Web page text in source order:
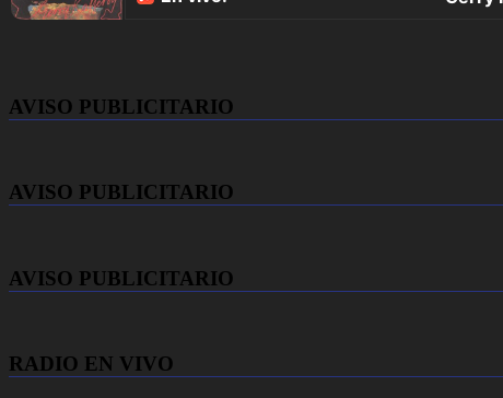
AVISO PUBLICITARIO
AVISO PUBLICITARIO
AVISO PUBLICITARIO
RADIO EN VIVO